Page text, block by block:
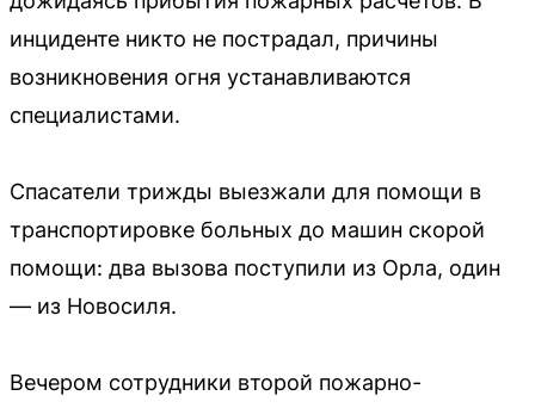
инциденте никто не пострадал, причины
возникновения огня устанавливаются
специалистами.
Спасатели трижды выезжали для помощи в
транспортировке больных до машин скорой
помощи: два вызова поступили из Орла, один
— из Новосиля.
Вечером сотрудники второй пожарно-